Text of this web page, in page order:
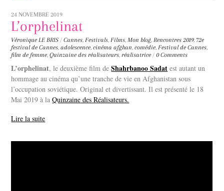
24 NOVEMBRE 2019
L’orphelinat
Véronique LE BRIS / Cannes,Festivals,Films,Mon blog,Rencontres 2019,72e
festival de Cannes,adolescence,cinéma afghan,comédie,Festival de Cannes,
film de femme,Quinzaine des réalisateurs,réalisatrice / 0 Comments
L’orphelinat, le deuxième film deShahrbanoo Sadat est autant un
hommage au cinéma qu’une tranche de vie en Afghanistan sous
l’occupation soviétique. Original et divertissant. Il est présenté le 18
Mai 2019 à laQuinzaine des Réalisateurs.
Lire la suite